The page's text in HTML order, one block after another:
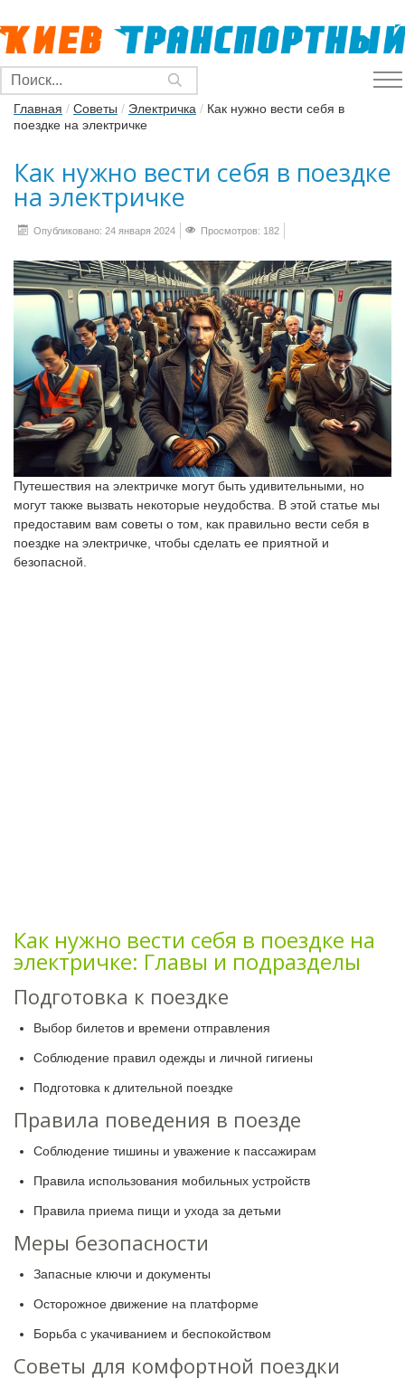
Главная / Советы / Электричка / Как нужно вести себя в
поездке на электричке
Как нужно вести себя в поездке
на электричке
Опубликовано: 24 января 2024 Просмотров: 182
Путешествия на электричке могут быть удивительными, но
могут также вызвать некоторые неудобства. В этой статье мы
предоставим вам советы о том, как правильно вести себя в
поездке на электричке, чтобы сделать ее приятной и
безопасной.
Как нужно вести себя в поездке на
электричке: Главы и подразделы
Подготовка к поездке
Выбор билетов и времени отправления
Соблюдение правил одежды и личной гигиены
Подготовка к длительной поездке
Правила поведения в поезде
Соблюдение тишины и уважение к пассажирам
Правила использования мобильных устройств
Правила приема пищи и ухода за детьми
Меры безопасности
Запасные ключи и документы
Осторожное движение на платформе
Борьба с укачиванием и беспокойством
Советы для комфортной поездки